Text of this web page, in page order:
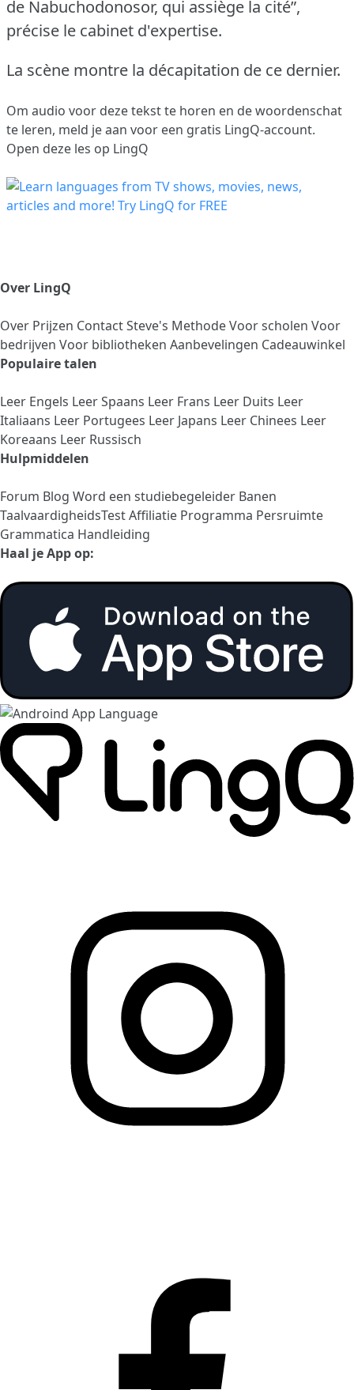
de Nabuchodonosor, qui assiège la cité”,
précise le cabinet d'expertise.
La scène montre la décapitation de ce dernier.
Om audio voor deze tekst te horen en de woordenschat
te leren, meld je aan voor een gratis LingQ-account.
Open deze les op LingQ
Over LingQ
Over Prijzen ContactSteve's MethodeVoor scholen Voor
bedrijven Voor bibliotheken Aanbevelingen Cadeauwinkel
Populaire talen
Leer Engels Leer Spaans Leer Frans Leer Duits Leer
Italiaans Leer Portugees Leer Japans Leer Chinees Leer
Koreaans Leer Russisch
Hulpmiddelen
Forum Blog Word een studiebegeleider Banen
TaalvaardigheidsTestAffiliatie Programma Persruimte
Grammatica Handleiding
Haal je App op: